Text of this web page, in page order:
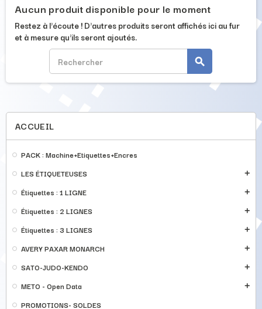
ACCUEIL
PACK : Machine+Etiquettes+Encres
LES ÉTIQUETEUSES
add
Étiquettes : 1 LIGNE add
Étiquettes : 2 LIGNES add
Étiquettes : 3 LIGNES add
AVERY PAXAR MONARCH add
SATO-JUDO-KENDO add
METO - Open Data add
PROMOTIONS- SOLDES
Aucun produit disponible pour le moment
Restez à l'écoute ! D'autres produits seront affichés ici au fur
et à mesure qu'ils seront ajoutés.
search